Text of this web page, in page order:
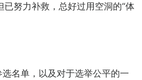
已努力补救，总好过用空洞的“体
选名单，以及对于选举公平的一